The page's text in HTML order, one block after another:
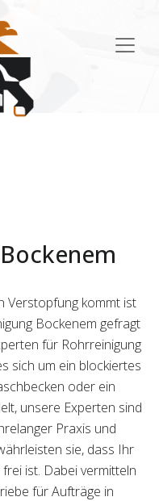
Verstopfung kommt ist
Bockenem gefragt
für Rohrreinigung
sich um ein blockiertes
oder ein
unsere Experten sind
Praxis und
sie, dass Ihr
ist. Dabei vermitteln
für Aufträge in